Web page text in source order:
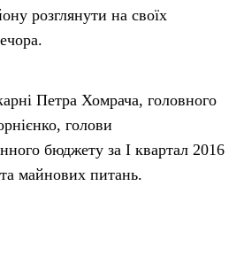
розглянути на своїх
Петра Хомрача, головного
голови
бюджету за І квартал 2016
майнових питань.